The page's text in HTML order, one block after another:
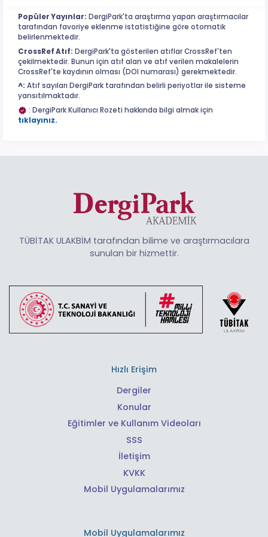
Popüler Yayınlar: DergiPark'ta araştırma yapan araştırmacılar
tarafından favoriye eklenme istatistiğine göre otomatik
belirlenmektedir.
CrossRef Atıf: DergiPark'ta gösterilen atıflar CrossRef'ten
çekilmektedir. Bunun için atıf alan ve atıf verilen makalelerin
CrossRef'te kaydının olması (DOI numarası) gerekmektedir.
^: Atıf sayıları DergiPark tarafından belirli periyotlar ile sisteme
yansıtılmaktadır.
: DergiPark Kullanıcı Rozeti hakkında bilgi almak için
tıklayınız.
TÜBİTAK ULAKBİM tarafından bilime ve araştırmacılara
sunulan bir hizmettir.
Hızlı Erişim
Dergiler
Konular
Eğitimler ve Kullanım Videoları
SSS
İletişim
KVKK
Mobil Uygulamalarımız
Mobil Uygulamalarımız